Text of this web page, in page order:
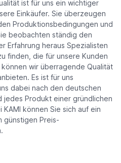
ist für uns ein wichtiger
Einkäufer. Sie überzeugen
Produktionsbedingungen und
beobachten ständig den
Erfahrung heraus Spezialisten
finden, die für unsere Kunden
wir überragende Qualität
Es ist für uns
dabei nach den deutschen
jedes Produkt einer gründlichen
können Sie sich auf ein
günstigen Preis-